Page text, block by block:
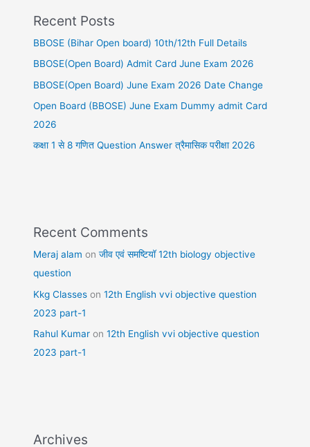
Recent Posts
BBOSE (Bihar Open board) 10th/12th Full Details
BBOSE(Open Board) Admit Card June Exam 2026
BBOSE(Open Board) June Exam 2026 Date Change
Open Board (BBOSE) June Exam Dummy admit Card
2026
कक्षा 1 से 8 गणित Question Answer त्रैमासिक परीक्षा 2026
Recent Comments
Meraj alam onजीव एवं समष्टियॉ 12th biology objective
question
Kkg Classes on12th English vvi objective question
2023 part-1
Rahul Kumar on12th English vvi objective question
2023 part-1
Archives